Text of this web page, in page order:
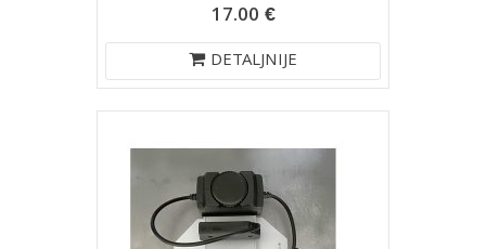
17.00 €
DETALJNIJE